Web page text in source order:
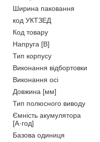
Ширина паковання
код УКТЗЕД
Код товару
Напруга [В]
Тип корпусу
Виконання відбортовки
Виконання осі
Довжина [мм]
Тип полюсного виводу
Ємність акумулятора
[А·год]
Базова одиниця